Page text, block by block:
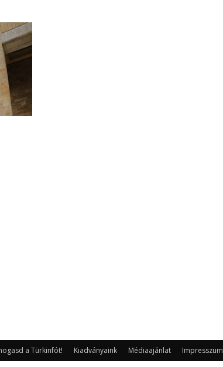
a Türkinfót! Kiadványaink Médiaajánlat Impresszum